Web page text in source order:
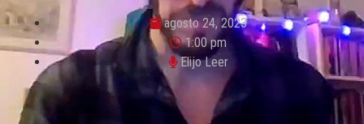
agosto 24, 2023
1:00 pm
Elijo Leer